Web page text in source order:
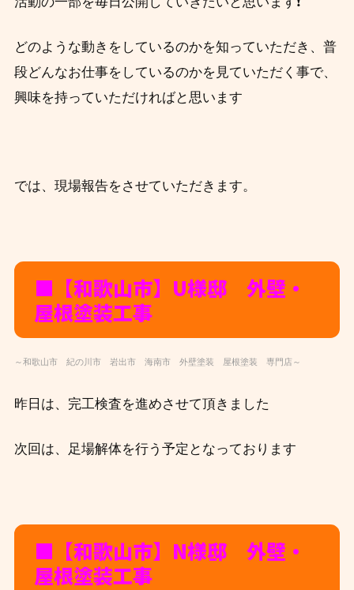
どのような動きをしているのかを知っていただき、 普
段どんなお仕事をしているのかを見ていただく事で、
興味を持っていただければと思います
では、現場報告をさせていただきます。
■【和歌山市】U様邸 外壁・
屋根塗装工事
～和歌山市 紀の川市 岩出市 海南市 外壁塗装 屋根塗装 専門店～
昨日は、完工検査を進めさせて頂きました
次回は、足場解体を行う予定となっております
■【和歌山市】N様邸 外壁・
屋根塗装工事